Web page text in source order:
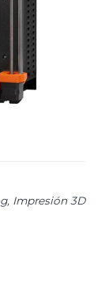
Impresión 3D